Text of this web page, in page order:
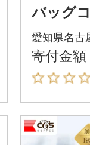
バッグ
味が楽
00杯分
愛知県名古
寄付金額